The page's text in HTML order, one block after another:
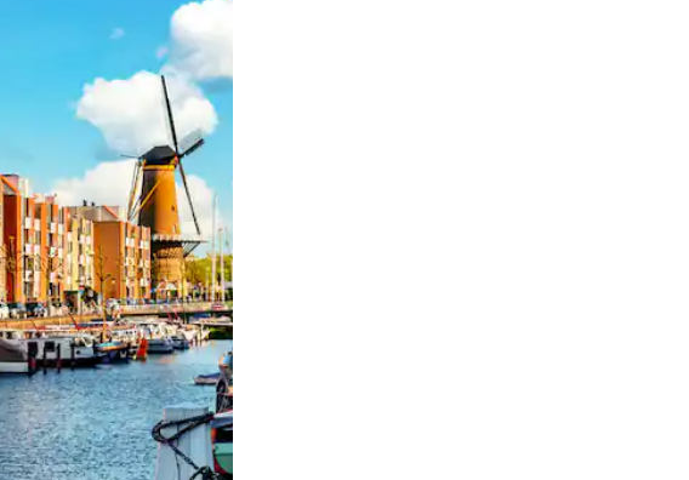
et en faisant glisser.